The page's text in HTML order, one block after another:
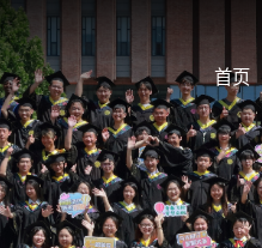
首页